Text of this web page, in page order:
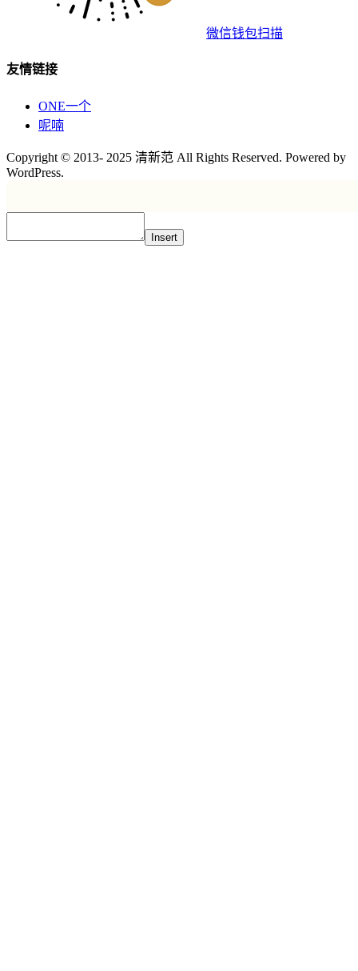
微信钱包扫描
友情链接
ONE一个
呢喃
Copyright © 2013- 2025 清新范 All Rights Reserved. Powered by
WordPress.
Insert